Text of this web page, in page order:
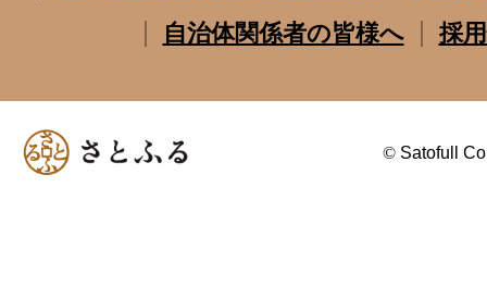
自治体関係者の皆様へ
採
© Satofull